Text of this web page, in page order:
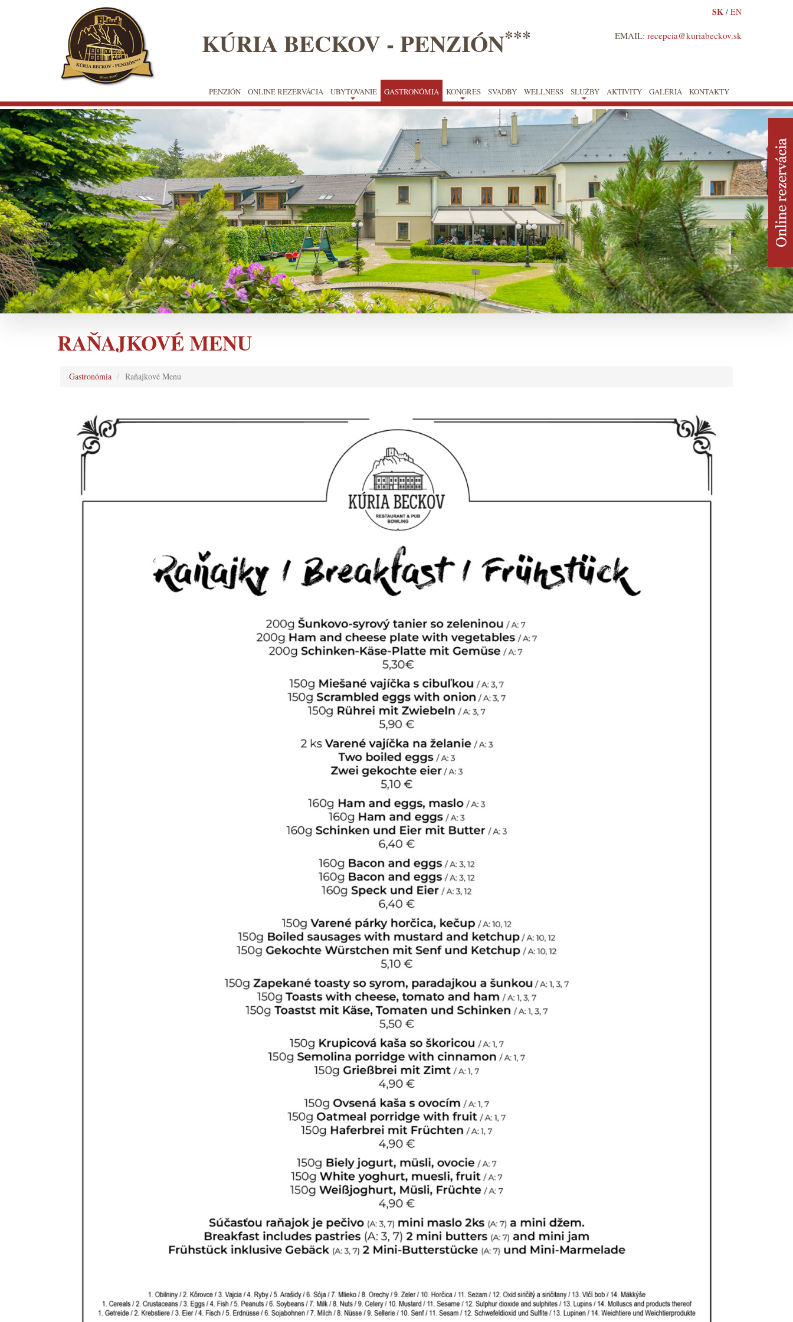
SK / EN
KÚRIA BECKOV - PENZIÓN*** EMAIL: recepcia@kuriabeckov.sk
PENZIÓN ONLINE REZERVÁCIA UBYTOVANIE GASTRONÓMIA KONGRES SVADBY WELLNESS SLUŽBY AKTIVITY GALÉRIA KONTAKTY
RAŇAJKOVÉ MENU
Gastronómia Raňajkové Menu